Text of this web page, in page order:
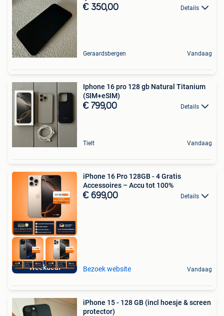
€ 350,00 Details
Geraardsbergen Vandaag
Iphone 16 pro 128 gb Natural Titanium
(SIM+eSIM)
€ 799,00 Details
Tielt Vandaag
Weekdeal
iPhone 16 Pro 128GB - 4 Gratis
Accessoires – Accu tot 100%
€ 699,00 Details
Bezoek website Vandaag
iPhone 15 - 128 GB (incl hoesje & screen
protector)